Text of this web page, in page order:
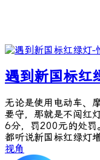
遇到新国标红
无论是使用电动车、
要守，那就是不闯红
6分，罚200元的处罚
都听说新国标红绿灯
视角